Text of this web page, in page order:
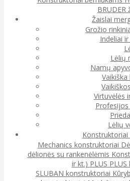
BRUDER
Žaislai
Grožio
Indeliai
Lėlių
Namų
Virtuvėlės
Lėlių
Konstruktoriai
Mechanics konstruktoriai
dėlionės su rankenėlėmis
ir kt.) PLUS
SLUBAN konstruktoriai